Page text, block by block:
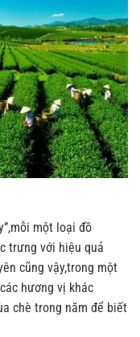
một loại đồ
trưng với hiệu quả
cũng vậy,trong một
hương vị khác
chè trong năm để biết